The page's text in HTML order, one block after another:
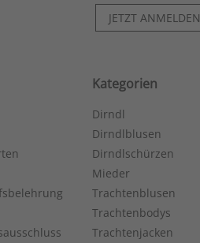
JETZT ANMELDEN
Kategorien
Dirndl
Dirndlblusen
Dirndlschürzen
Mieder
Trachtenblusen
Trachtenbodys
Trachtenjacken